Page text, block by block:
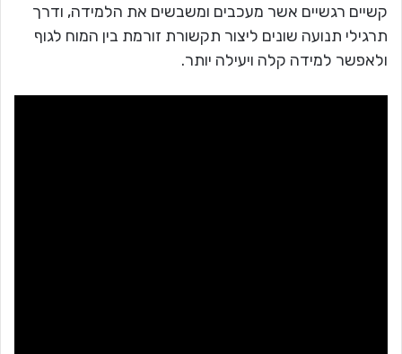
קשיים רגשיים אשר מעכבים ומשבשים את הלמידה, ודרך
תרגילי תנועה שונים ליצור תקשורת זורמת בין המוח לגוף
ולאפשר למידה קלה ויעילה יותר.